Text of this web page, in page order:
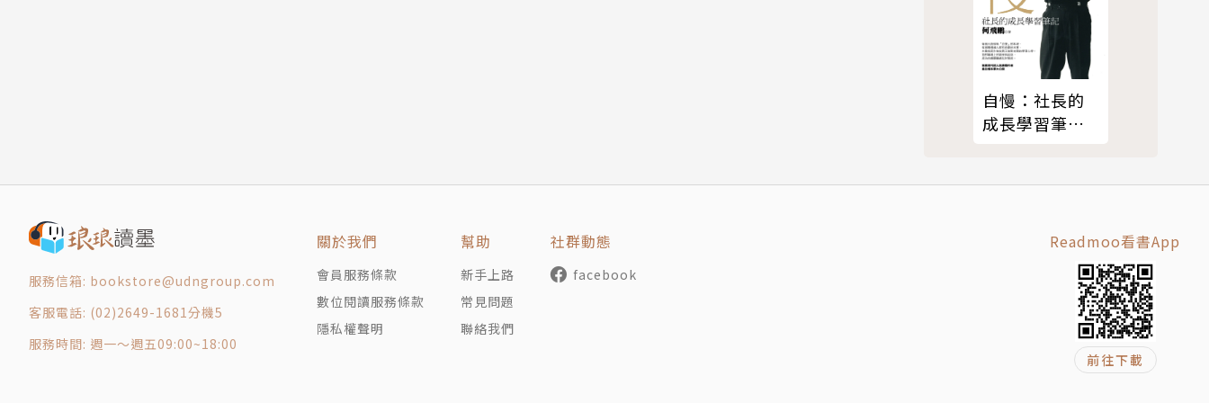
也就是說，如果你現在就開始計畫，採取行動，做好準備，那麼即便人類歷史上前所未有的嚴重股市危機發生，你的財務
他們的戰略往往就是一種「購買、持有股票，然後祈禱好運」的消極戰略，他們只會祈禱股市永遠繁榮而不會出現蕭條。
當然，那些相信股市只會上漲而從來不會下跌的人，可能也會相信任何稀奇古怪的東西，包括復活節的兔子。
諾亞與方舟的故事就是有關偉大預言者的故事，這位預言者有著超人的遠見、勇氣和信念。本書不會教你成為一位預言
者，但是，我相信它將賦予你堅定的信念，那就是不論人類歷史上最嚴重的財務災難最後是否發生，你也可以擁有一個更
第二十章 把握個人的命運
關於作者
自慢：社長的
成長學習筆記
服務信箱: bookstore@udngroup.com
客服電話: (02)2649-1681分機5
服務時間: 週一～週五09:00~18:00
關於我們
會員服務條款
數位閱讀服務條款
隱私權聲明
幫助
新手上路
常見問題
聯絡我們
社群動態
facebook
Readmoo看書App
前往下載